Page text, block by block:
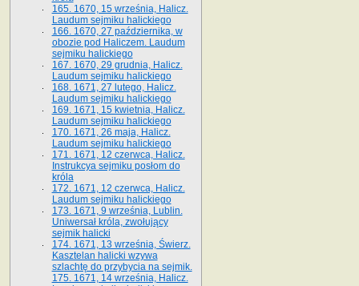
165. 1670, 15 września, Halicz.
Laudum sejmiku halickiego
166. 1670, 27 października, w
obozie pod Haliczem. Laudum
sejmiku halickiego
167. 1670, 29 grudnia, Halicz.
Laudum sejmiku halickiego
168. 1671, 27 lutego, Halicz.
Laudum sejmiku halickiego
169. 1671, 15 kwietnia, Halicz.
Laudum sejmiku halickiego
170. 1671, 26 maja, Halicz.
Laudum sejmiku halickiego
171. 1671, 12 czerwca, Halicz.
Instrukcya sejmiku posłom do
króla
172. 1671, 12 czerwca, Halicz.
Laudum sejmiku halickiego
173. 1671, 9 września, Lublin.
Uniwersał króla, zwołujący
sejmik halicki
174. 1671, 13 września, Świerz.
Kasztelan halicki wzywa
szlachtę do przybycia na sejmik.
175. 1671, 14 września, Halicz.